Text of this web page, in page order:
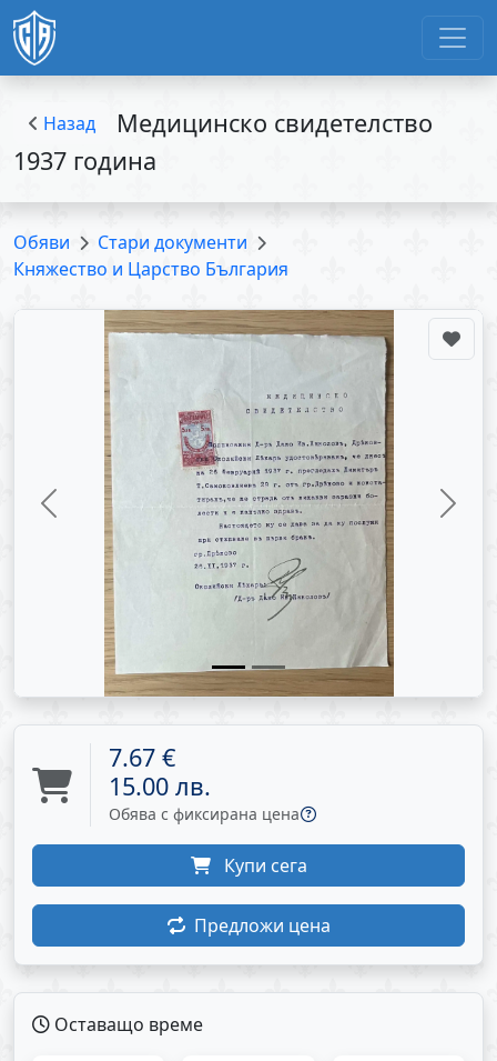
Назад
Медицинско свидетелство
1937 година
Обяви
Стари документи
Княжество и Царство България
Previous Next
7.67 €
15.00 лв.
Обява с фиксирана цена
Купи сега
Предложи цена
Оставащо време